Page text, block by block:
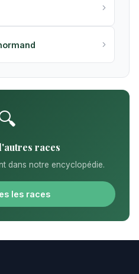
races
dans notre encyclopédie.
les races